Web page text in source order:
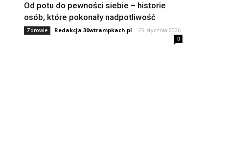
Od potu do pewności siebie – historie
osób, które pokonały nadpotliwość
Zdrowie Redakcja 30wtrampkach.pl - 29 stycznia 2026
0